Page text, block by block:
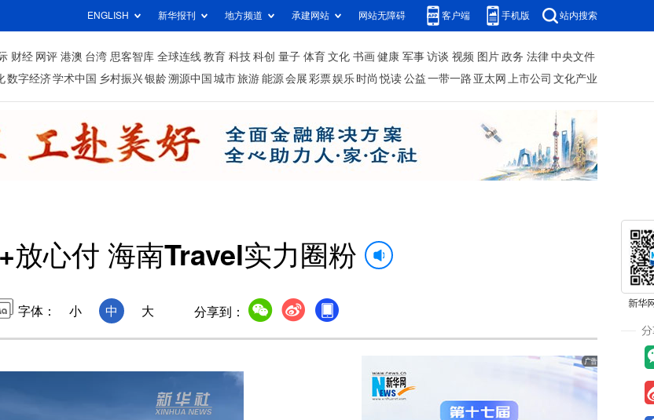
ENGLISH 新华报刊 地方频道 承建网站 网站无障碍 客户端 手机版 站内搜索
财经 网评 港澳 台湾 思客智库 全球连线 教育 科技 科创 量子 体育 文化 书画 健康 军事 访谈 视频 图片 政务 法律 中央文件
数字经济学术中国 乡村振兴银龄溯源中国 城市旅游 能源 会展 彩票娱乐 时尚 悦读 公益 一带一路 亚太网 上市公司 文化产业
放心付 海南Travel实力圈粉
字体： 小 中 大 分享到：